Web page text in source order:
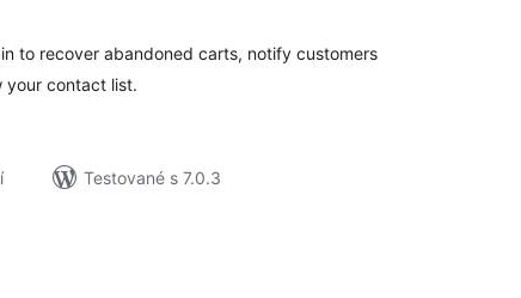
to recover abandoned carts, notify customers
your contact list.
Testované s 7.0.3